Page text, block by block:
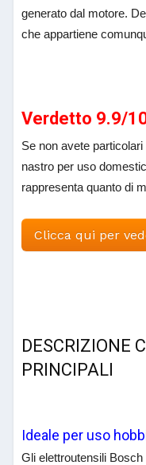
generato dal motore.
che appartiene
Verdetto 9.9/
Se non avete
nastro per uso
rappresenta quanto di
Clicca qui per
DESCRIZIONE
PRINCIPALI
Ideale per uso
Gli elettroutensili